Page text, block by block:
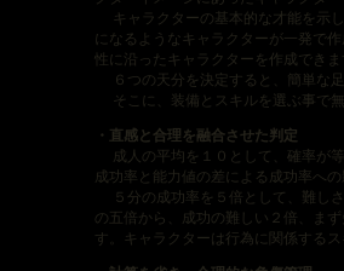
キャラクターの基本的な才能を示
になるようなキャラクターが一発で
性に沿ったキャラクターを作成できま
６つの天分を決定すると、簡単な足
そこに、装備とスキルを選ぶ事で
・直感と合理を融合させた判定
成人の平均を１０として、確率が
成功率と能力値の差による成功率へ
５分の成功率を５倍として、難し
の五倍から、成功の難しい２倍、ま
す。キャラクターは行為に関係する